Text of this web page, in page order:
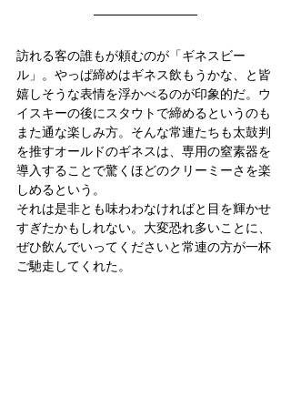
訪れる客の誰もが頼むのが「ギネスビー
ル」。やっぱ締めはギネス飲もうかな、と皆
嬉しそうな表情を浮かべるのが印象的だ。ウ
イスキーの後にスタウトで締めるというのも
また通な楽しみ方。そんな常連たちも太鼓判
を推すオールドのギネスは、専用の窒素器を
導入することで驚くほどのクリーミーさを楽
しめるという。
それは是非とも味わわなければと目を輝かせ
すぎたかもしれない。大変恐れ多いことに、
ぜひ飲んでいってくださいと常連の方が一杯
ご馳走してくれた。